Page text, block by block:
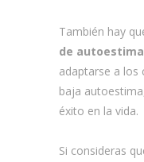
También hay
de autoestima
adaptarse a los
baja
éxito en la vida.
Si consideras